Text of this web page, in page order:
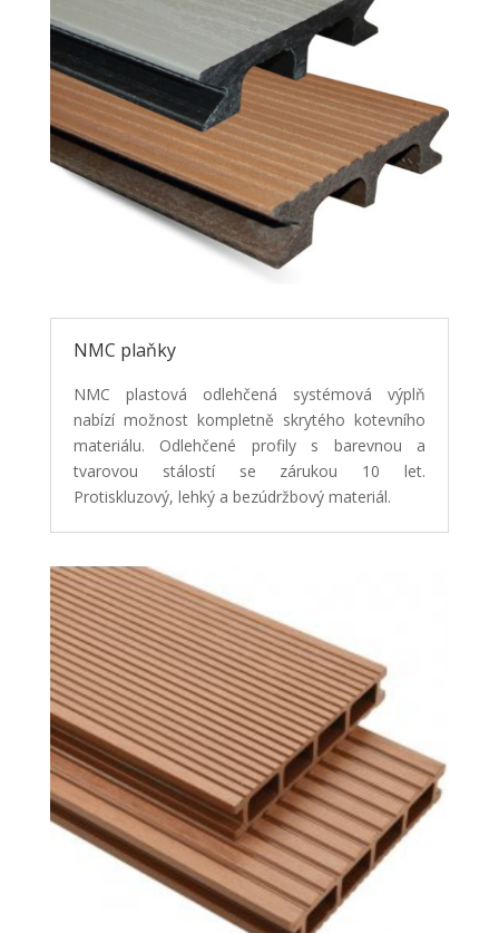
NMC plaňky
NMC plastová odlehčená systémová výplň
nabízí možnost kompletně skrytého kotevního
materiálu. Odlehčené profily s barevnou a
tvarovou stálostí se zárukou 10 let.
Protiskluzový, lehký a bezúdržbový materiál.